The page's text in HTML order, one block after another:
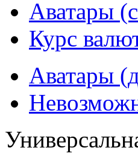
Аватары
Курс
Аватары